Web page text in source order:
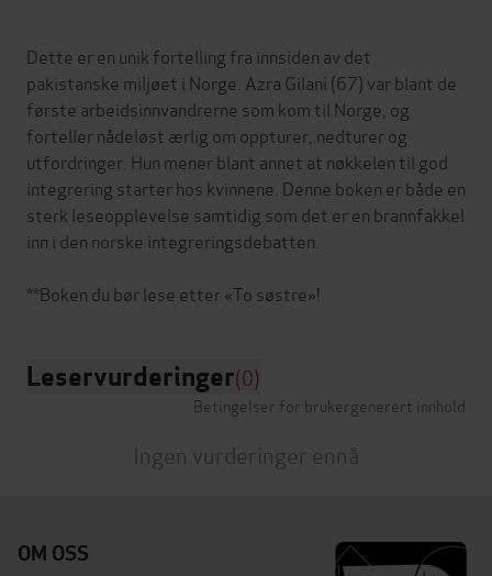
Dette er en unik fortelling fra innsiden av det
pakistanske miljøet i Norge. Azra Gilani (67) var blant de
første arbeidsinnvandrerne som kom til Norge, og
forteller nådeløst ærlig om oppturer, nedturer og
utfordringer. Hun mener blant annet at nøkkelen til god
integrering starter hos kvinnene. Denne boken er både en
sterk leseopplevelse samtidig som det er en brannfakkel
inn i den norske integreringsdebatten.
Leservurderinger(0)
Betingelser for brukergenerert innhold
Ingen vurderinger ennå
OM OSS